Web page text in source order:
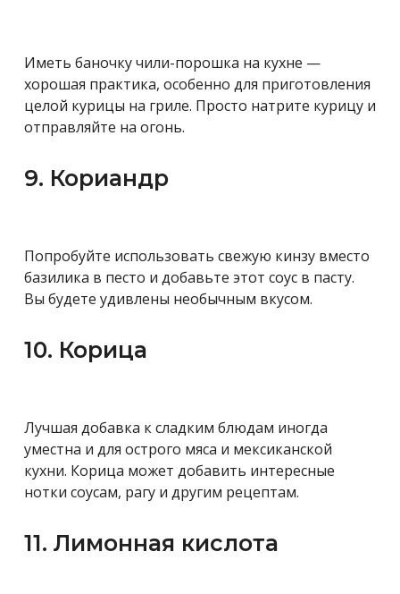
Иметь баночку чили-порошка на кухне —
хорошая практика, особенно для приготовления
целой курицы на гриле. Просто натрите курицу и
отправляйте на огонь.
9. Кориандр
Попробуйте использовать свежую кинзу вместо
базилика в песто и добавьте этот соус в пасту.
Вы будете удивлены необычным вкусом.
10. Корица
Лучшая добавка к сладким блюдам иногда
уместна и для острого мяса и мексиканской
кухни. Корица может добавить интересные
нотки соусам, рагу и другим рецептам.
11. Лимонная кислота